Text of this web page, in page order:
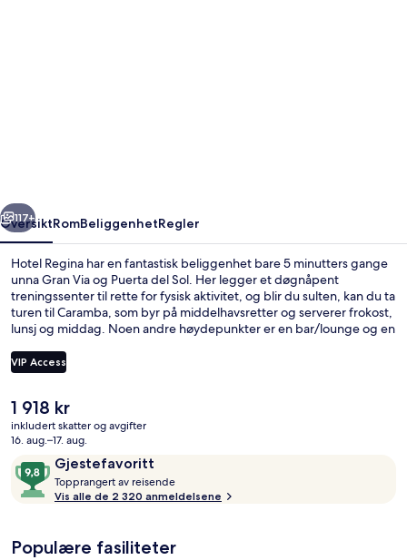
Neste
117+
OversiktRomBeliggenhetRegler
Hotel Regina har en fantastisk beliggenhet bare 5 minutters gange
unna Gran Via og Puerta del Sol. Her legger et døgnåpent
treningssenter til rette for fysisk aktivitet, og blir du sulten, kan du ta
turen til Caramba, som byr på middelhavsretter og serverer frokost,
lunsj og middag. Noen andre høydepunkter er en bar/lounge og en
den sentrale beliggenheten og severdighetene i området. Det er
dessuten ikke langt å gå til kollektivtransport: Sevilla stasjon ligger
VIP Access
Den
nåværende
prisen
1 918 kr
1 918 kr
inkludert skatter og avgifter
16. aug.–17. aug.
AnmeldelserGjestefavoritt
9,8
av
10,
Topprangert av reisende
o
Vis alle de 2 320 anmeldelsene
Populære fasiliteter